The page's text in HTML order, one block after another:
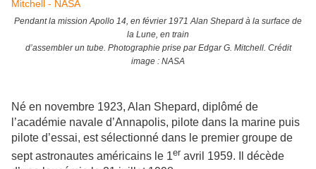
Pendant la mission Apollo 14, en février 1971 Alan Shepard à la surface de
la Lune, en train
d’assembler un tube. Photographie prise par Edgar G. Mitchell. Crédit
image : NASA
Né en novembre 1923, Alan Shepard, diplômé de
l’académie navale d’Annapolis, pilote dans la marine puis
pilote d’essai, est sélectionné dans le premier groupe de
sept astronautes américains le 1er avril 1959. Il décède